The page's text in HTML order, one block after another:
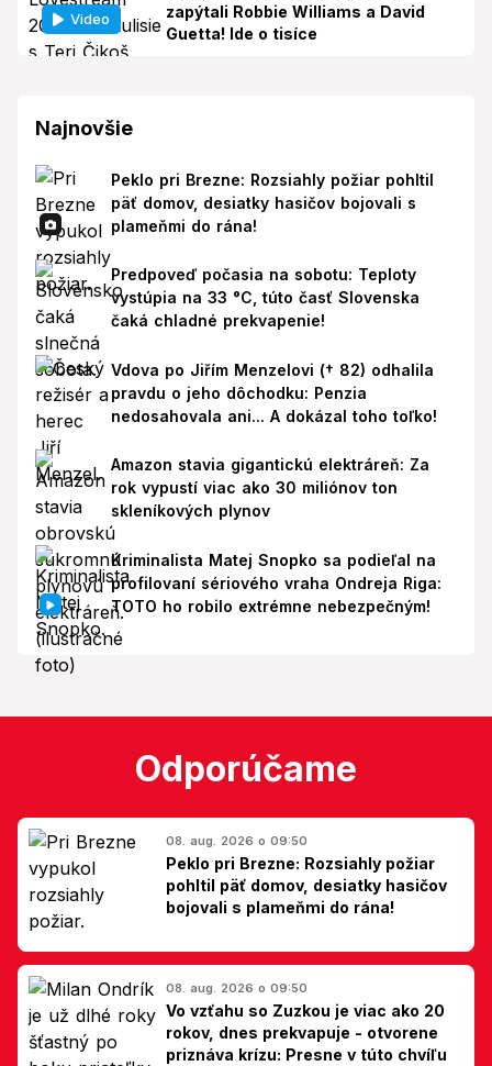
Video
zapýtali Robbie Williams a David
Guetta! Ide o tisíce
Najnovšie
Peklo pri Brezne: Rozsiahly požiar pohltil
päť domov, desiatky hasičov bojovali s
plameňmi do rána!
Predpoveď počasia na sobotu: Teploty
vystúpia na 33 °C, túto časť Slovenska
čaká chladné prekvapenie!
Vdova po Jiřím Menzelovi († 82) odhalila
pravdu o jeho dôchodku: Penzia
nedosahovala ani... A dokázal toho toľko!
Amazon stavia gigantickú elektráreň: Za
rok vypustí viac ako 30 miliónov ton
skleníkových plynov
Kriminalista Matej Snopko sa podieľal na
profilovaní sériového vraha Ondreja Riga:
TOTO ho robilo extrémne nebezpečným!
Odporúčame
08. aug. 2026 o 09:50
Peklo pri Brezne: Rozsiahly požiar
pohltil päť domov, desiatky hasičov
bojovali s plameňmi do rána!
08. aug. 2026 o 09:50
Vo vzťahu so Zuzkou je viac ako 20
rokov, dnes prekvapuje - otvorene
priznáva krízu: Presne v túto chvíľu